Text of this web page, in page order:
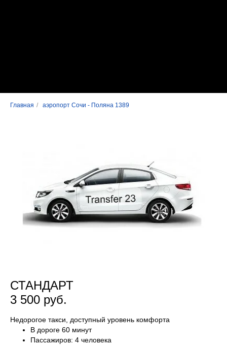
Главная / аэропорт Сочи - Поляна 1389
СТАНДАРТ
3 500 руб.
Недорогое такси, доступный уровень комфорта
В дороге 60 минут
Пассажиров: 4 человека